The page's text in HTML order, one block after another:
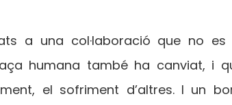
a una col·laboració que no
humana també ha canviat, i
el sofriment d’altres. I un